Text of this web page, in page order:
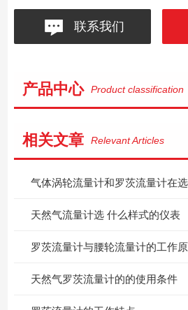
联系我们
产品中心 Product classification
相关文章 Relevant Articles
气体涡轮流量计和罗茨流量计在
天然气流量计选 什么样式的仪表
罗茨流量计与腰轮流量计的工作
天然气罗茨流量计的的使用条件